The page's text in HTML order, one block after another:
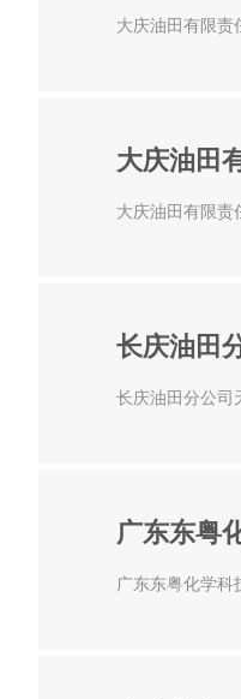
大庆油田有限责
大庆油田
大庆油田有限责
长庆油田
长庆油田分公司
广东东粤
广东东粤化学科